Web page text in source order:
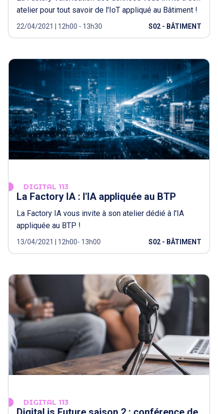
atelier pour tout savoir de l'IoT appliqué au Bâtiment !
22/04/2021 | 12h00 - 13h30 S02 - BÂTIMENT
DIGITAL 113
La Factory IA : l'IA appliquée au BTP
La Factory IA vous invite à son atelier dédié à l'IA
appliquée au BTP !
13/04/2021 | 12h00- 13h00 S02 - BÂTIMENT
DIGITAL 113